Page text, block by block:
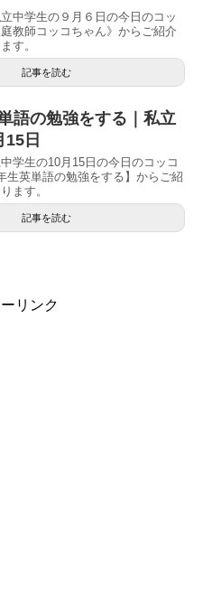
中学生の９月６日の今日のコッ
教師コッコちゃん》からご紹介
す。
記事を読む
語の勉強をする｜私立
15日
学生の10月15日の今日のコッコ
生英単語の勉強をする】からご紹
ます。
記事を読む
リンク